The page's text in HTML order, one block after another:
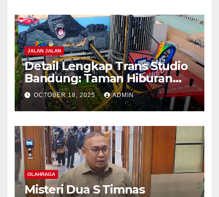
JALAN JALAN
Detail Lengkap Trans Studio
Bandung: Taman Hiburan
Indoor Terbesar di Indonesia
OCTOBER 18, 2025 ADMIN
OLAHRAGA
Misteri Dua S Timnas